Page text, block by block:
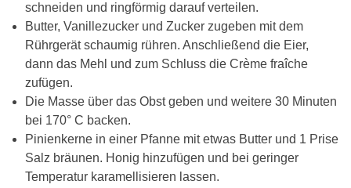
schneiden und ringförmig darauf verteilen.
Butter, Vanillezucker und Zucker zugeben mit dem
Rührgerät schaumig rühren. Anschließend die Eier,
dann das Mehl und zum Schluss die Crème fraîche
zufügen.
Die Masse über das Obst geben und weitere 30 Minuten
bei 170° C backen.
Pinienkerne in einer Pfanne mit etwas Butter und 1 Prise
Salz bräunen. Honig hinzufügen und bei geringer
Temperatur karamellisieren lassen.